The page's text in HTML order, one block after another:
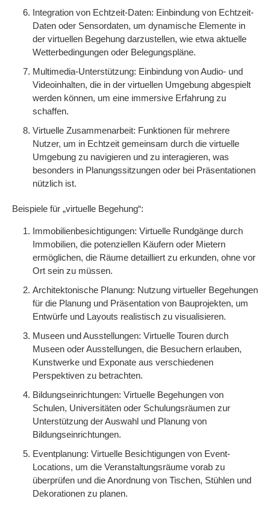
Integration von Echtzeit-Daten: Einbindung von Echtzeit-
Daten oder Sensordaten, um dynamische Elemente in
der virtuellen Begehung darzustellen, wie etwa aktuelle
Wetterbedingungen oder Belegungspläne.
Multimedia-Unterstützung: Einbindung von Audio- und
Videoinhalten, die in der virtuellen Umgebung abgespielt
werden können, um eine immersive Erfahrung zu
schaffen.
Virtuelle Zusammenarbeit: Funktionen für mehrere
Nutzer, um in Echtzeit gemeinsam durch die virtuelle
Umgebung zu navigieren und zu interagieren, was
besonders in Planungssitzungen oder bei Präsentationen
nützlich ist.
Beispiele für „virtuelle Begehung“:
Immobilienbesichtigungen: Virtuelle Rundgänge durch
Immobilien, die potenziellen Käufern oder Mietern
ermöglichen, die Räume detailliert zu erkunden, ohne vor
Ort sein zu müssen.
Architektonische Planung: Nutzung virtueller Begehungen
für die Planung und Präsentation von Bauprojekten, um
Entwürfe und Layouts realistisch zu visualisieren.
Museen und Ausstellungen: Virtuelle Touren durch
Museen oder Ausstellungen, die Besuchern erlauben,
Kunstwerke und Exponate aus verschiedenen
Perspektiven zu betrachten.
Bildungseinrichtungen: Virtuelle Begehungen von
Schulen, Universitäten oder Schulungsräumen zur
Unterstützung der Auswahl und Planung von
Bildungseinrichtungen.
Eventplanung: Virtuelle Besichtigungen von Event-
Locations, um die Veranstaltungsräume vorab zu
überprüfen und die Anordnung von Tischen, Stühlen und
Dekorationen zu planen.